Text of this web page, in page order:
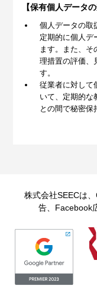
【保有個人データ
個人データの取
定期的に個人デ
ます。また、そ
理措置の評価、
す。
従業者に対して
いて、定期的な
との間で秘密保
株式会社SEECは
告、Facebook